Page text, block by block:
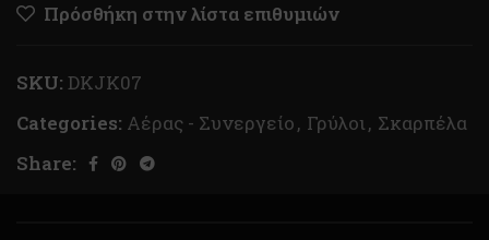
Πρόσθήκη στην λίστα επιθυμιών
SKU: DKJK07
Categories: Αέρας - Συνεργείο, Γρύλοι, Σκαρπέλα
Share: